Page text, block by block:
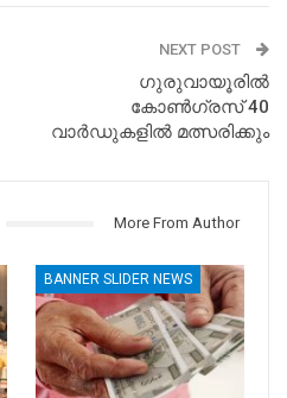
NEXT POST
ഗുരുവായൂരിൽ
കോൺഗ്രസ് 40
വാർഡുകളിൽ മത്സരിക്കും
More From Author
BANNER SLIDER NEWS